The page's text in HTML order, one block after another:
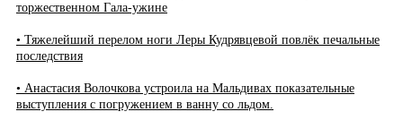
торжественном Гала-ужине
• Тяжелейший перелом ноги Леры Кудрявцевой повлёк печальные
последствия
• Анастасия Волочкова устроила на Мальдивах показательные
выступления с погружением в ванну со льдом.